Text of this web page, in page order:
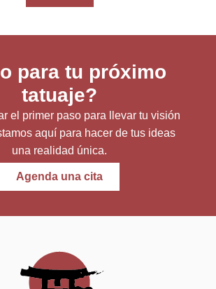
para tu próximo
tatuaje?
el primer paso para llevar tu visión
aquí para hacer de tus ideas
una realidad única.
Agenda una cita